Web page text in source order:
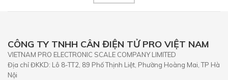
CÔNG TY TNHH CÂN ĐIỆN TỬ PRO VIỆT NAM
VIETNAM PRO ELECTRONIC SCALE COMPANY LIMITED
Địa chỉ ĐKKD: Lô 8-TT2, 89 Phố Thịnh Liệt, Phường Hoàng Mai, TP Hà
Nội